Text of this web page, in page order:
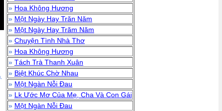
» Hoa Không Hương
» Một Ngày Hay Trăn Năm
» Một Ngày Hay Trăm Năm
» Chuyện Tình Nhà Thơ
» Hoa Không Hương
» Tách Trà Thanh Xuân
» Biệt Khúc Chờ Nhau
» Một Ngàn Nỗi Đau
» Lk Ước Mơ Của Mẹ, Cha Và Con Gái
» Một Ngàn Nỗi Đau